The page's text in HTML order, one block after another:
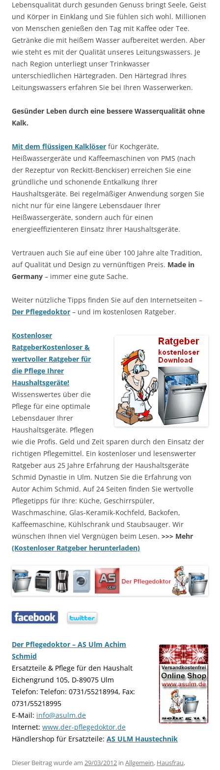
Lebensqualität durch gesunden Genuss bringt Seele, Geist
und Körper in Einklang und Sie fühlen sich wohl. Millionen
von Menschen genießen den Tag mit Kaffee oder Tee.
Getränke die mit heißem Wasser aufbereitet werden. Aber
wie steht es mit der Qualität unseres Leitungswassers. Je
nach Region unterliegt unser Trinkwasser
unterschiedlichen Härtegraden. Den Härtegrad Ihres
Leitungswassers erfahren Sie bei Ihren Wasserwerken.
Gesünder Leben durch eine bessere Wasserqualität ohne
Kalk.
Mit dem flüssigen Kalklöser für Kochgeräte,
Heißwassergeräte und Kaffeemaschinen von PMS (nach
der Rezeptur von Reckitt-Benckiser) erreichen Sie eine
gründliche und schonende Entkalkung Ihrer
Haushaltsgeräte. Bei regelmäßiger Anwendung sorgen Sie
nicht nur für eine längere Lebensdauer Ihrer
Heißwassergeräte, sondern auch für einen
energieeffizienteren Einsatz Ihrer Haushaltsgeräte.
Vertrauen auch Sie auf eine über 100 Jahre alte Tradition,
auf Qualität und Design zu vernünftigen Preis. Made in
Germany – immer eine gute Sache.
Weiter nützliche Tipps finden Sie auf den Internetseiten –
Der Pflegedoktor – und im kostenlosen Ratgeber.
Kostenloser
RatgeberKostenloser &
wertvoller Ratgeber für
die Pflege Ihrer
Haushaltsgeräte!
Wissenswertes über die
Pflege für eine optimale
Lebensdauer Ihrer
Haushaltsgeräte. Pflegen
wie die Profis. Geld und Zeit sparen durch den Einsatz der
richtigen Pflegemittel. Ein kostenloser und lesenswerter
Ratgeber aus 25 Jahre Erfahrung der Haushaltsgeräte
Schmid Dynastie in Ulm. Nutzen Sie die Erfahrung von
Autor Achim Schmid. Auf 24 Seiten finden Sie wertvolle
Pflegetipps für Ihre: Küche, Geschirrspüler,
Waschmaschine, Glas-Keramik-Kochfeld, Backofen,
Kaffeemaschine, Kühlschrank und Staubsauger. Wir
wünschen Ihnen viel Vergnügen beim Lesen. >>> Mehr
(Kostenloser Ratgeber herunterladen)
Der Pflegedoktor – AS Ulm Achim
Schmid
Ersatzteile & Pflege für den Haushalt
Eichengrund 105, D-89075 Ulm
Telefon: Telefon: 0731/55218994, Fax:
0731/55218995
E-Mail: info@asulm.de
Internet: www.der-pflegedoktor.de
Händlershop für Ersatzteile: AS ULM Haustechnik
Dieser Beitrag wurde am 29/03/2012 in Allgemein, Hausfrau,